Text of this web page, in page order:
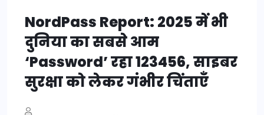
NordPass Report: 2025 में भी
दुनिया का सबसे आम
‘Password’ रहा 123456, साइबर
सुरक्षा को लेकर गंभीर चिंताएँ